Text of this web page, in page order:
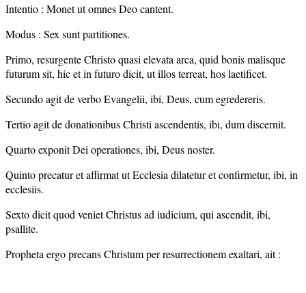
Intentio : Monet ut omnes Deo cantent.
Modus : Sex sunt partitiones.
Primo, resurgente Christo quasi elevata arca, quid bonis malisque
futurum sit, hic et in futuro dicit, ut illos terreat, hos laetificet.
Secundo agit de verbo Evangelii, ibi, Deus, cum egredereris.
Tertio agit de donationibus Christi ascendentis, ibi, dum discernit.
Quarto exponit Dei operationes, ibi, Deus noster.
Quinto precatur et affirmat ut Ecclesia dilatetur et confirmetur, ibi, in
ecclesiis.
Sexto dicit quod veniet Christus ad iudicium, qui ascendit, ibi,
psallite.
Propheta ergo precans Christum per resurrectionem exaltari, ait :